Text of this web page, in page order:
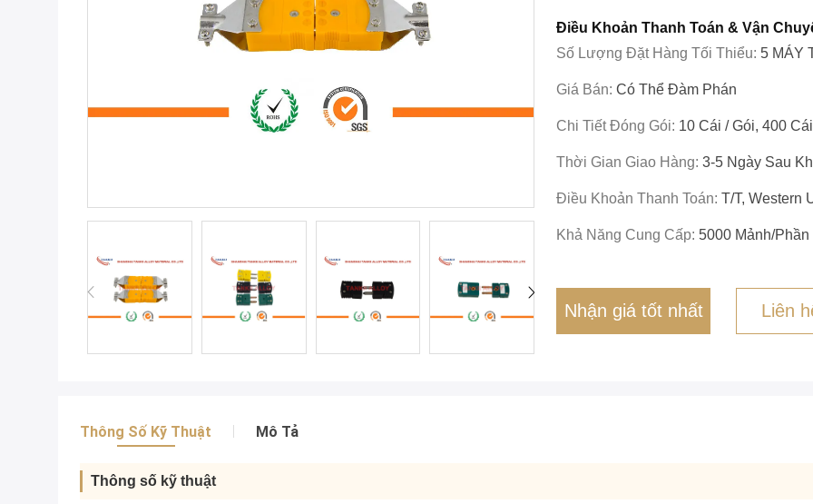
Điều Khoản Thanh Toán & Vận
Số Lượng Đặt Hàng Tối Thiểu: 5 MÁY
Giá Bán: Có Thể Đàm Phán
Chi Tiết Đóng Gói: 10 Cái / Gói, 400
Thời Gian Giao Hàng: 3-5 Ngày Sau
Điều Khoản Thanh Toán: T/T, Western
Khả Năng Cung Cấp: 5000 Mảnh/phần
Nhận giá tốt nhất Liên
Thông Số Kỹ Thuật Mô Tả
Thông số kỹ thuật